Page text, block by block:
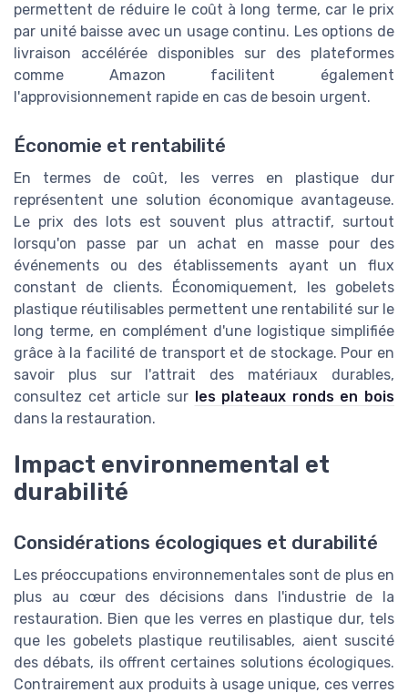
permettent de réduire le coût à long terme, car le prix
par unité baisse avec un usage continu. Les options de
livraison accélérée disponibles sur des plateformes
comme Amazon facilitent également
l'approvisionnement rapide en cas de besoin urgent.
Économie et rentabilité
En termes de coût, les verres en plastique dur
représentent une solution économique avantageuse.
Le prix des lots est souvent plus attractif, surtout
lorsqu'on passe par un achat en masse pour des
événements ou des établissements ayant un flux
constant de clients. Économiquement, les gobelets
plastique réutilisables permettent une rentabilité sur le
long terme, en complément d'une logistique simplifiée
grâce à la facilité de transport et de stockage. Pour en
savoir plus sur l'attrait des matériaux durables,
consultez cet article sur
les plateaux ronds en bois
dans la restauration.
Impact environnemental et
durabilité
Considérations écologiques et durabilité
Les préoccupations environnementales sont de plus en
plus au cœur des décisions dans l'industrie de la
restauration. Bien que les verres en plastique dur, tels
que les gobelets plastique reutilisables, aient suscité
des débats, ils offrent certaines solutions écologiques.
Contrairement aux produits à usage unique, ces verres